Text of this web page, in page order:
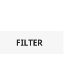
FILTER